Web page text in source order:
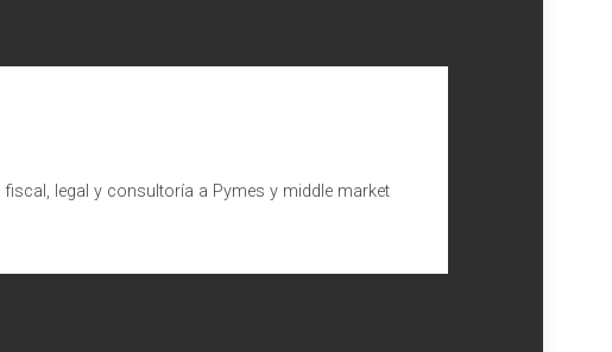
legal y consultoría a Pymes y middle market